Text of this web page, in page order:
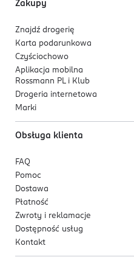
Zakupy
Znajdź drogerię
Karta podarunkowa
Czyściochowo
Aplikacja mobilna
Rossmann PL i Klub
Drogeria internetowa
Marki
Obsługa klienta
FAQ
Pomoc
Dostawa
Płatność
Zwroty i reklamacje
Dostępność usług
Kontakt